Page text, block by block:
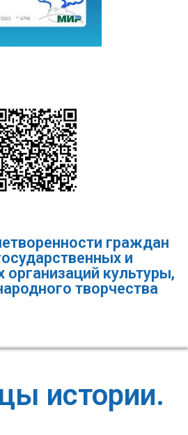
граждан
и
культуры,
творчества
истории.